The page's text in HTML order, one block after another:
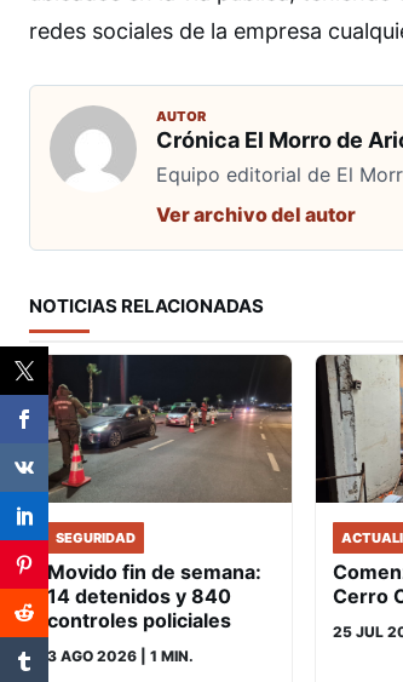
redes sociales de la empresa
AUTOR
Crónica El Morro de
Equipo editorial de El
Ver archivo del autor
NOTICIAS RELACIONADAS
SEGURIDAD
Movido fin de semana:
14 detenidos y 840
controles policiales
3 AGO 2026 | 1 MIN.
Cerro
25 JUL